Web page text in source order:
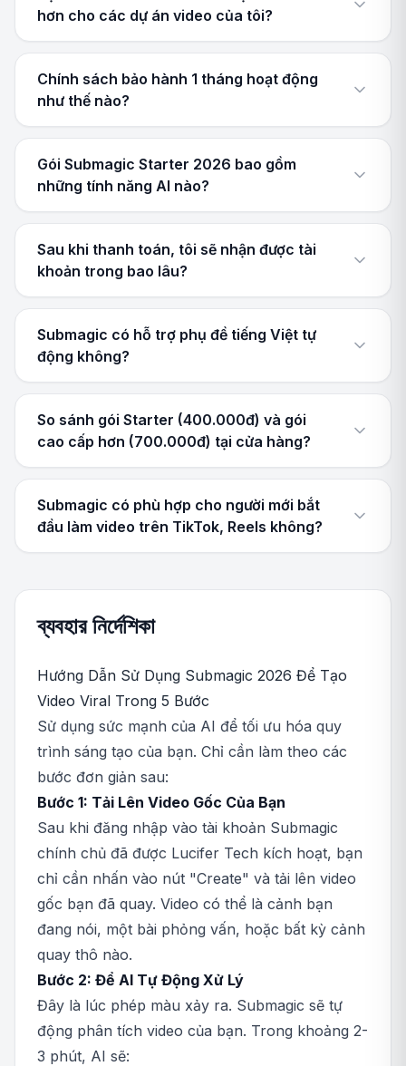
hơn cho các dự án video của tôi?
Chính sách bảo hành 1 tháng hoạt động
như thế nào?
Gói Submagic Starter 2026 bao gồm
những tính năng AI nào?
Sau khi thanh toán, tôi sẽ nhận được tài
khoản trong bao lâu?
Submagic có hỗ trợ phụ đề tiếng Việt tự
động không?
So sánh gói Starter (400.000đ) và gói
cao cấp hơn (700.000đ) tại cửa hàng?
Submagic có phù hợp cho người mới bắt
đầu làm video trên TikTok, Reels không?
ব্যবহার নির্দেশিকা
Hướng Dẫn Sử Dụng Submagic 2026 Để Tạo
Video Viral Trong 5 Bước
Sử dụng sức mạnh của AI để tối ưu hóa quy
trình sáng tạo của bạn. Chỉ cần làm theo các
bước đơn giản sau:
Bước 1: Tải Lên Video Gốc Của Bạn
Sau khi đăng nhập vào tài khoản Submagic
chính chủ đã được Lucifer Tech kích hoạt, bạn
chỉ cần nhấn vào nút "Create" và tải lên video
gốc bạn đã quay. Video có thể là cảnh bạn
đang nói, một bài phỏng vấn, hoặc bất kỳ cảnh
quay thô nào.
Bước 2: Để AI Tự Động Xử Lý
Đây là lúc phép màu xảy ra. Submagic sẽ tự
động phân tích video của bạn. Trong khoảng 2-
3 phút, AI sẽ: